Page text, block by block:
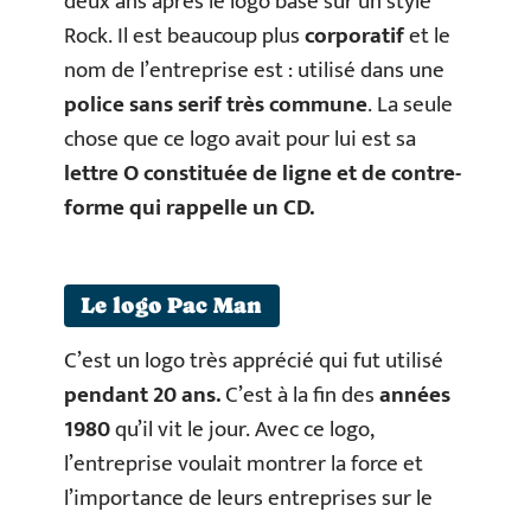
Rock. Il est beaucoup pluscorporatifet le
nom de l’entreprise est : utilisé dans une
police sans serif très commune. La seule
chose que ce logo avait pour lui est sa
lettre O constituée de ligne et de contre-
forme qui rappelle un CD.
Le logo Pac Man
C’est un logo très apprécié qui fut utilisé
pendant 20 ans.C’est à la fin desannées
1980qu’il vit le jour. Avec ce logo,
l’entreprise voulait montrer la force et
l’importance de leurs entreprises sur le